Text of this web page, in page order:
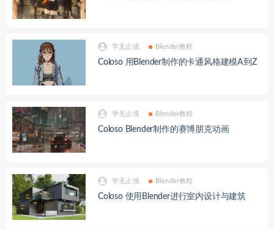
学无止境 Blender教程
Coloso 用Blender制作的卡通风格建模A到Z
学无止境 Blender教程
Coloso Blender制作的赛博朋克动画
学无止境 Blender教程
Coloso 使用Blender进行室内设计与建筑